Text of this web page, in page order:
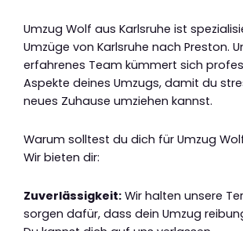
Umzug Wolf aus Karlsruhe ist
Umzüge von Karlsruhe nach Preston.
erfahrenes Team kümmert sich
Aspekte deines Umzugs, damit du
neues Zuhause umziehen kannst.
Warum solltest du dich für Umzug
Wir bieten dir:
Zuverlässigkeit: Wir halten unsere
sorgen dafür, dass dein Umzug